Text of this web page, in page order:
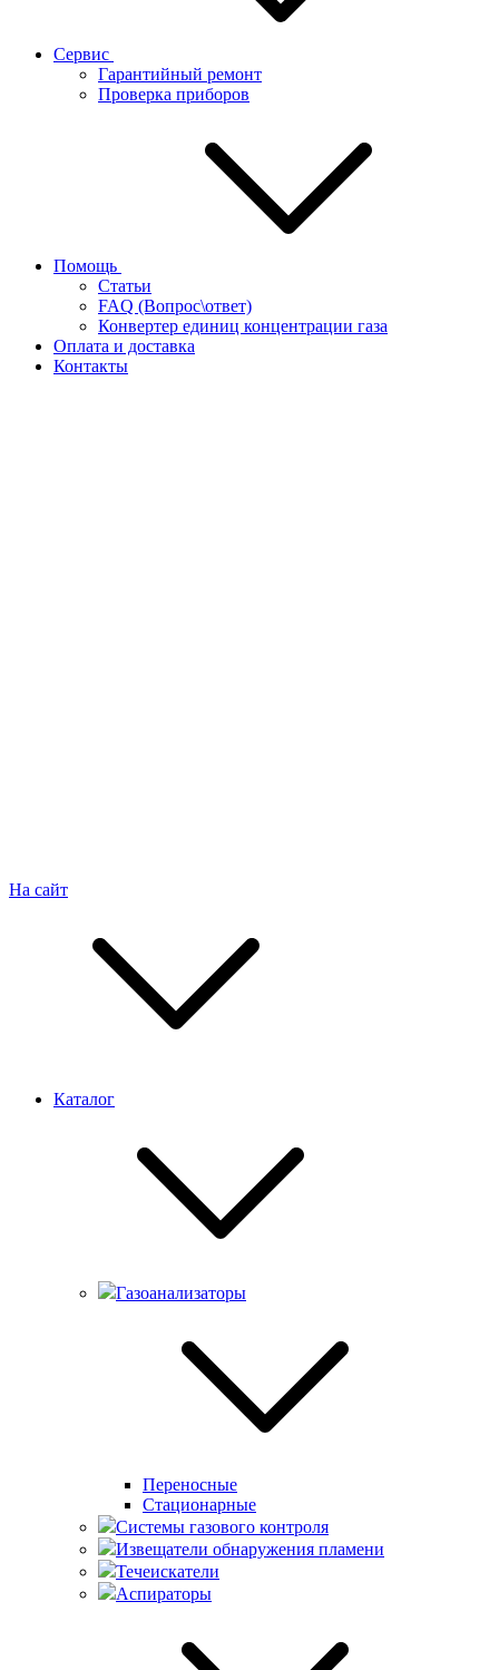
Сервис
Гарантийный ремонт
Проверка приборов
Помощь
Статьи
FAQ (Вопрос\ответ)
Конвертер единиц концентрации газа
Оплата и доставка
Контакты
На сайт
Каталог
Газоанализаторы
Переносные
Стационарные
Системы газового контроля
Извещатели обнаружения пламени
Течеискатели
Аспираторы